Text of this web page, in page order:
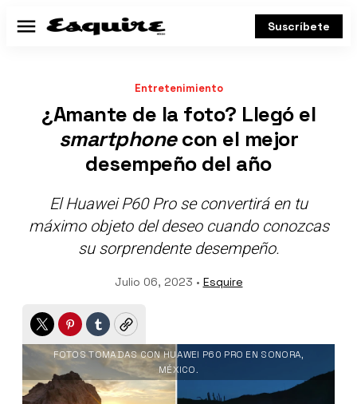
Menú Suscríbete
Entretenimiento
¿Amante de la foto? Llegó el
smartphonecon el mejor
desempeño del año
El Huawei P60 Pro se convertirá en tu
máximo objeto del deseo cuando conozcas
su sorprendente desempeño.
Julio 06, 2023 • Esquire
TwitterPinterest
TumblrCopy
FOTOS TOMADAS CON HUAWEI P60 PRO EN SONORA,
MÉXICO.